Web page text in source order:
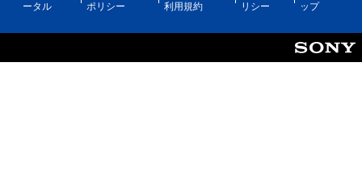
ータル
ポリシー
利用規約
リシー
ップ